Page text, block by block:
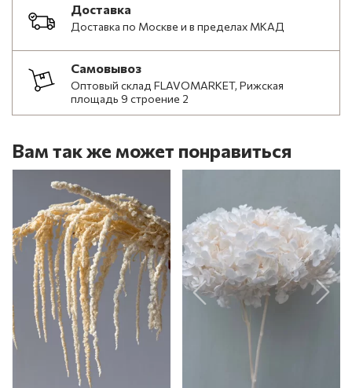
Доставка
Доставка по Москве и в пределах МКАД
Самовывоз
Оптовый склад FLAVOMARKET, Рижская
площадь 9 строение 2
Вам так же может понравиться